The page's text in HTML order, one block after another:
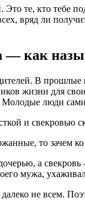
Это те, кто тебе
вряд ли
как
В
жизни для
люди
и свекровью
то зачем
а
мужа,
не всем.